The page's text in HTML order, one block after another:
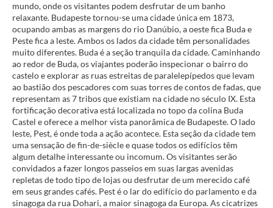
mundo, onde os visitantes podem desfrutar de um banho
relaxante. Budapeste tornou-se uma cidade única em 1873,
ocupando ambas as margens do rio Danúbio, a oeste fica Buda e
Peste fica a leste. Ambos os lados da cidade têm personalidades
muito diferentes. Buda é a seção tranquila da cidade. Caminhando
ao redor de Buda, os viajantes poderão inspecionar o bairro do
castelo e explorar as ruas estreitas de paralelepípedos que levam
ao bastião dos pescadores com suas torres de contos de fadas, que
representam as 7 tribos que existiam na cidade no século IX. Esta
fortificação decorativa está localizada no topo da colina Buda
Castel e oferece a melhor vista panorâmica de Budapeste. O lado
leste, Pest, é onde toda a ação acontece. Esta seção da cidade tem
uma sensação de fin-de-siècle e quase todos os edifícios têm
algum detalhe interessante ou incomum. Os visitantes serão
convidados a fazer longos passeios em suas largas avenidas
repletas de todo tipo de lojas ou desfrutar de um merecido café
em seus grandes cafés. Pest é o lar do edifício do parlamento e da
sinagoga da rua Dohari, a maior sinagoga da Europa. As cicatrizes